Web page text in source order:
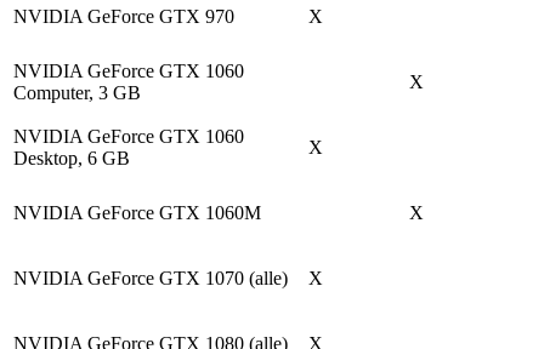
NVIDIA GeForce GTX 970 X
NVIDIA GeForce GTX 1060
Computer, 3 GB
X
NVIDIA GeForce GTX 1060
Desktop, 6 GB
X
NVIDIA GeForce GTX 1060M X
NVIDIA GeForce GTX 1070 (alle) X
NVIDIA GeForce GTX 1080 (alle) X